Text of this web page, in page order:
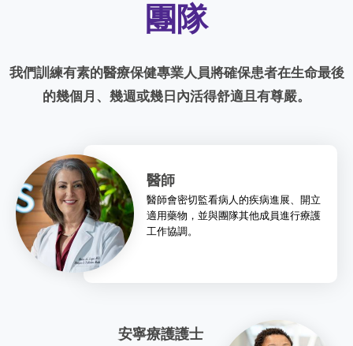
團隊
我們訓練有素的醫療保健專業人員將確保患者在生命最後
的幾個月、幾週或幾日內活得舒適且有尊嚴。
醫師
醫師會密切監看病人的疾病進展、開立
適用藥物，並與團隊其他成員進行療護
工作協調。
安寧療護護士